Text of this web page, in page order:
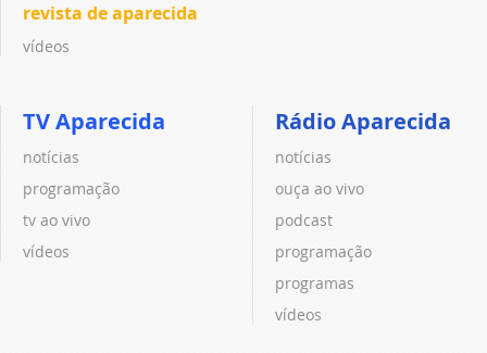
revista de aparecida
vídeos
TV Aparecida
notícias
programação
tv ao vivo
vídeos
Rádio Aparecida
notícias
ouça ao vivo
podcast
programação
programas
vídeos